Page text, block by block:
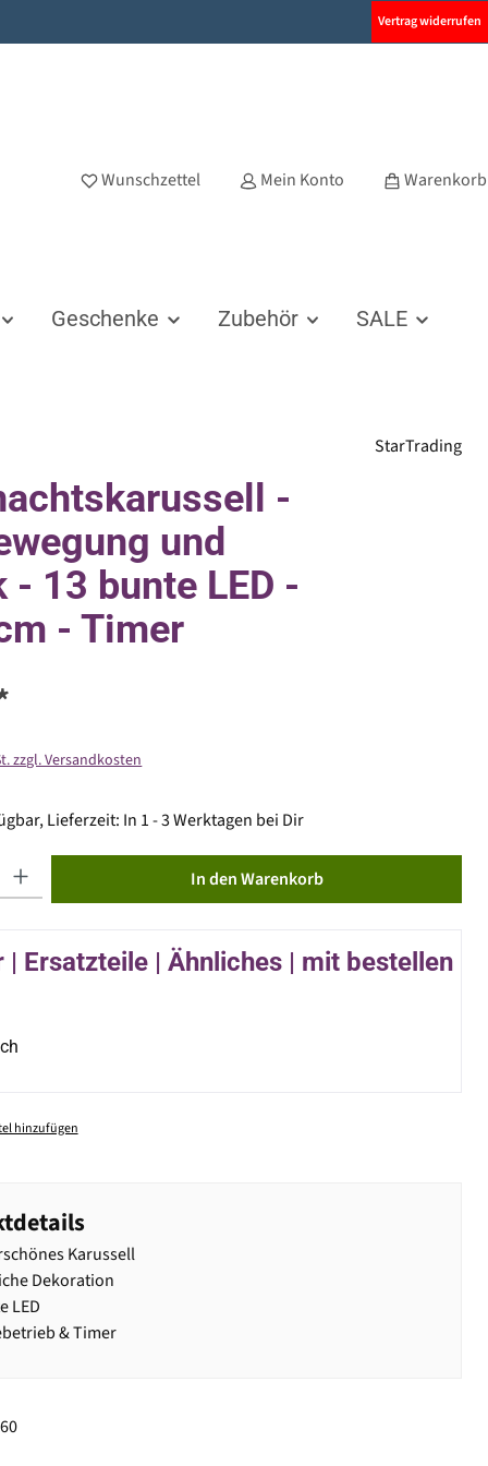
Vertrag widerrufen
Wunschzettel Mein Konto Warenkorb
Geschenke Zubehör SALE
-
und
- 13 bunte LED -
- Timer
StarTrading
zzgl. Versandkosten
Lieferzeit: In 1 - 3 Werktagen bei Dir
In den Warenkorb
| Ersatzteile | Ähnliches | mit bestellen
hinzufügen
Karussell
Dekoration
LED
& Timer